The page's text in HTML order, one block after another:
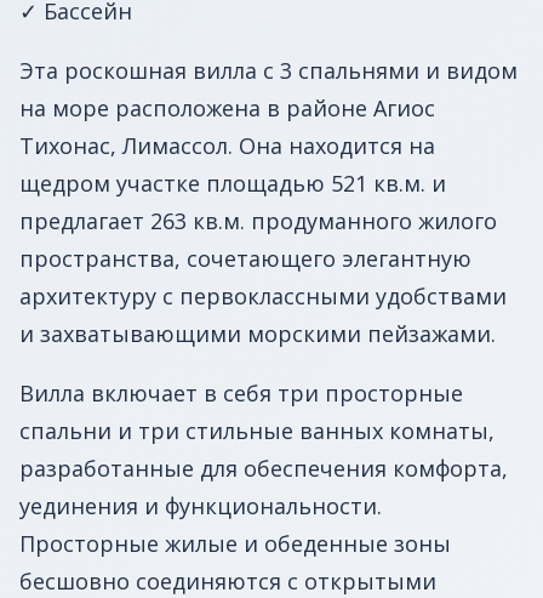
✓ Бассейн
Эта роскошная вилла с 3 спальнями и видом
на море расположена в районе Агиос
Тихонас, Лимассол. Она находится на
щедром участке площадью 521 кв.м. и
предлагает 263 кв.м. продуманного жилого
пространства, сочетающего элегантную
архитектуру с первоклассными удобствами
и захватывающими морскими пейзажами. ️
Вилла включает в себя три просторные
спальни и три стильные ванных комнаты,
разработанные для обеспечения комфорта,
уединения и функциональности.
Просторные жилые и обеденные зоны
бесшовно соединяются с открытыми